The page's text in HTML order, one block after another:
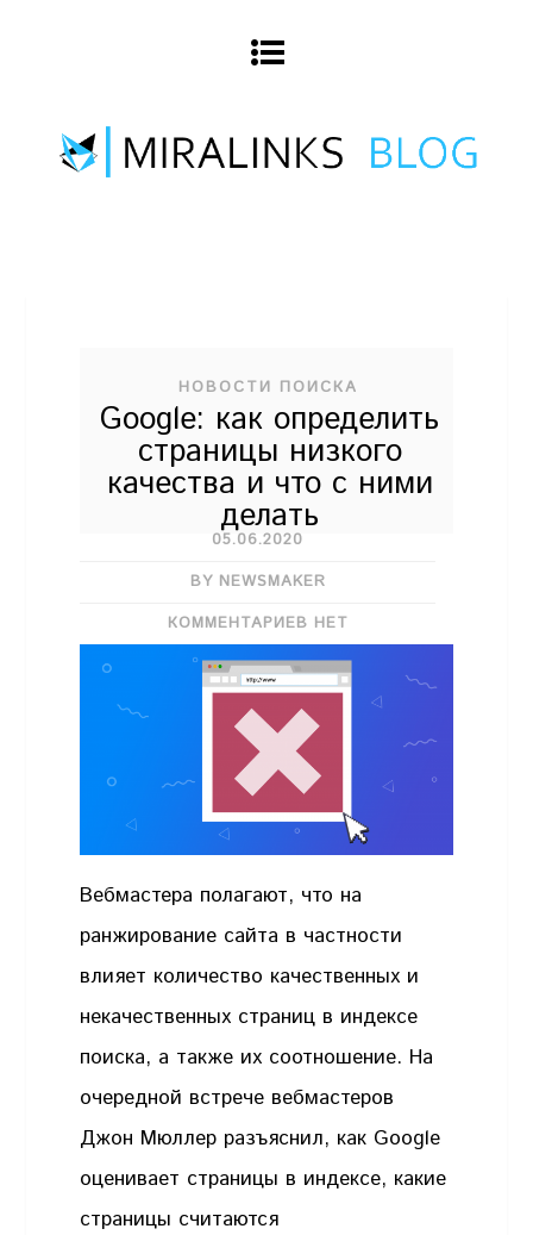
НОВОСТИ ПОИСКА
Google: как определить
страницы низкого
качества и что с ними
делать
05.06.2020
BY NEWSMAKER
КОММЕНТАРИЕВ НЕТ
Вебмастера полагают, что на
ранжирование сайта в частности
влияет количество качественных и
некачественных страниц в индексе
поиска, а также их соотношение. На
очередной встрече вебмастеров
Джон Мюллер разъяснил, как Google
оценивает страницы в индексе, какие
страницы считаются